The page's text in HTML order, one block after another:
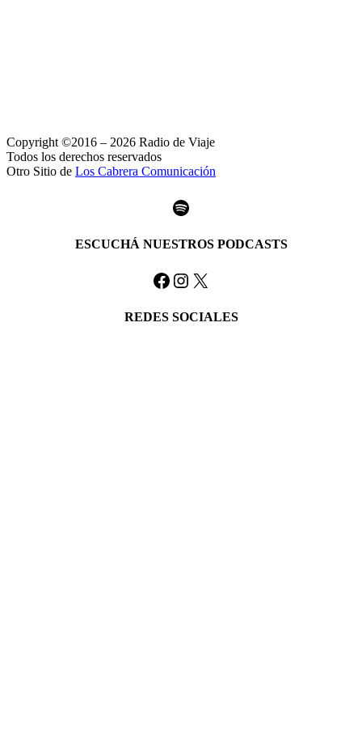
Copyright ©2016 – 2026 Radio de Viaje
Todos los derechos reservados
Otro Sitio de Los Cabrera Comunicación
Spotify
ESCUCHÁ NUESTROS PODCASTS
Facebook
Instagram
X
REDES SOCIALES